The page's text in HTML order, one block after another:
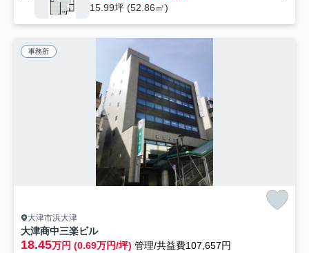
15.99坪 (52.86㎡)
事務所
大津市浜大津
大津商中三楽ビル
18.45万円 (0.69万円/坪) 管理/共益費107,657円